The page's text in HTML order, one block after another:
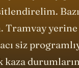
uyarlayıp
yerine
siz